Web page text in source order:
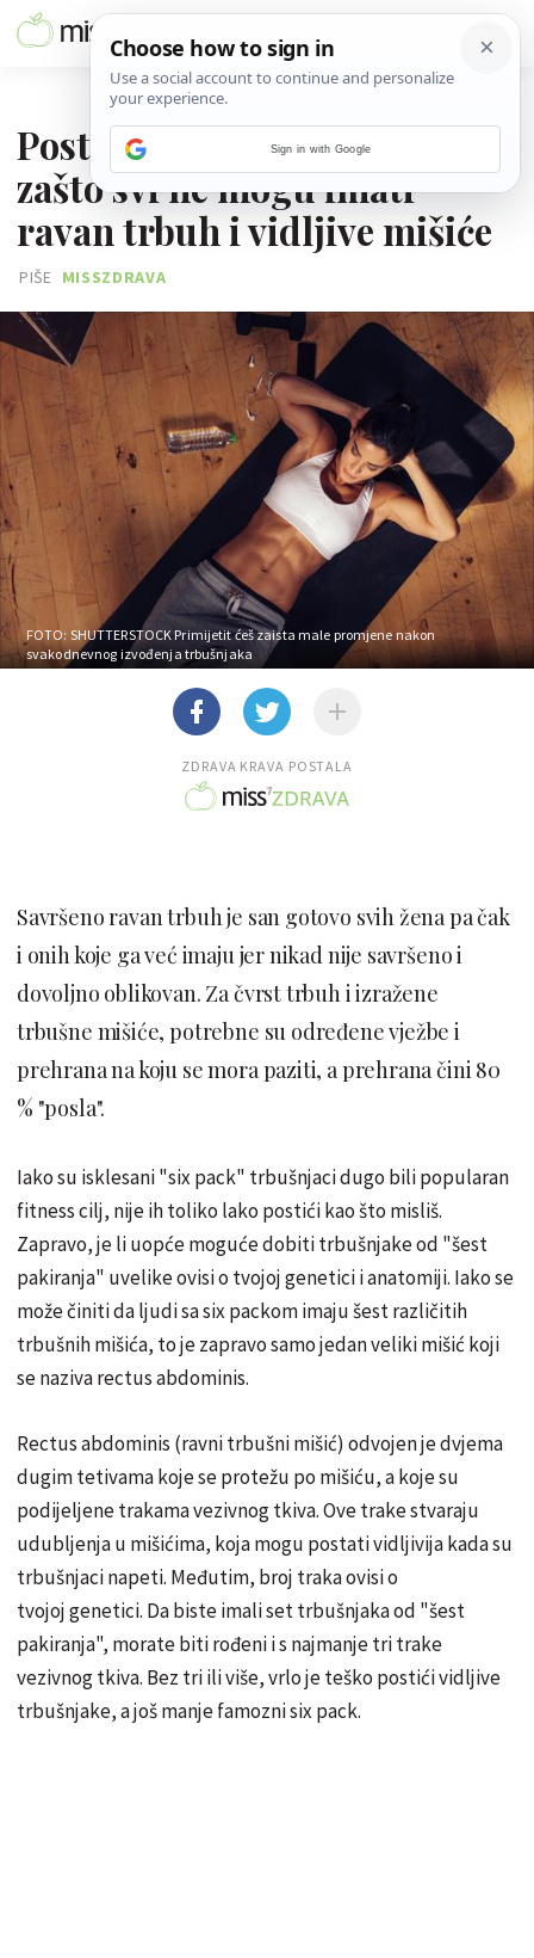
Postoji anatomski razlog
zašto svi ne mogu imati
ravan trbuh i vidljive mišiće
PIŠE MISSZDRAVA
FOTO: SHUTTERSTOCK Primijetit ćeš zaista male promjene nakon
svakodnevnog izvođenja trbušnjaka
ZDRAVA KRAVA POSTALA
Savršeno ravan trbuh je san gotovo svih žena pa čak
i onih koje ga već imaju jer nikad nije savršeno i
dovoljno oblikovan. Za čvrst trbuh i izražene
trbušne mišiće, potrebne su određene vježbe i
prehrana na koju se mora paziti, a prehrana čini 80
% "posla".
Iako su isklesani "six pack" trbušnjaci dugo bili popularan
fitness cilj, nije ih toliko lako postići kao što misliš.
Zapravo, je li uopće moguće dobiti trbušnjake od "šest
pakiranja" uvelike ovisi o tvojoj genetici i anatomiji. Iako se
može činiti da ljudi sa six packom imaju šest različitih
trbušnih mišića, to je zapravo samo jedan veliki mišić koji
se naziva rectus abdominis.
Rectus abdominis (ravni trbušni mišić) odvojen je dvjema
dugim tetivama koje se protežu po mišiću, a koje su
podijeljene trakama vezivnog tkiva. Ove trake stvaraju
udubljenja u mišićima, koja mogu postati vidljivija kada su
trbušnjaci napeti. Međutim, broj traka ovisi o
tvojoj genetici. Da biste imali set trbušnjaka od "šest
pakiranja", morate biti rođeni i s najmanje tri trake
vezivnog tkiva. Bez tri ili više, vrlo je teško postići vidljive
trbušnjake, a još manje famozni six pack.
Sign in with Google